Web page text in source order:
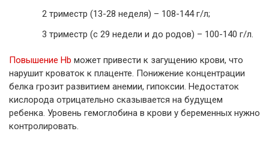
2 триместр (13-28 неделя) – 108-144 г/л;
3 триместр (с 29 недели и до родов) – 100-140 г/л.
Повышение Hb может привести к загущению крови, что
нарушит кроваток к плаценте. Понижение концентрации
белка грозит развитием анемии, гипоксии. Недостаток
кислорода отрицательно сказывается на будущем
ребенка. Уровень гемоглобина в крови у беременных нужно
контролировать.